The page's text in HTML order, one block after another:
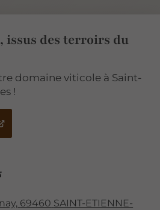
69460 SAINT-ETIENNE-
issus des terroirs du
domaine viticole à Saint-
!